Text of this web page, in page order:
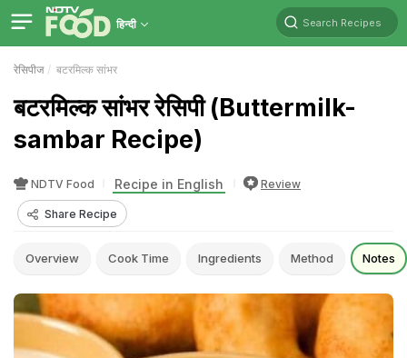
हिन्दी Search Recipes
रेसिपीज बटरमिल्क सांभर
बटरमिल्क सांभर रेसिपी (Buttermilk-
sambar Recipe)
NDTV Food Recipe in English Review
Share Recipe
Overview Cook Time Ingredients Method Notes